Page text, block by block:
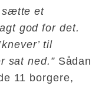
sætte et
god for det.
til
sat ned.”Sådan
11 borgere,